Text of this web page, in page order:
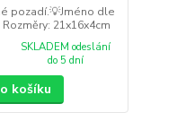
pozadí.💡Jméno dle
21x16x4cm
SKLADEM odeslání
do 5 dní
košíku